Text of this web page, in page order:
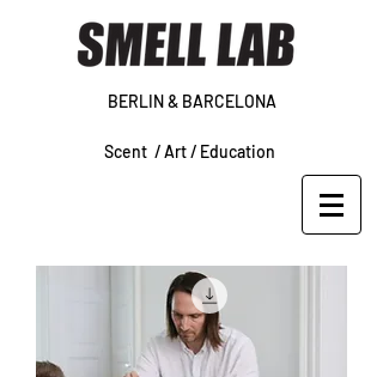
BERLIN & BARCELONA
Scent /Art / Education